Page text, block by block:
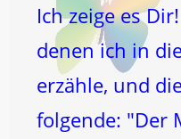
Ich zeige es
denen ich in
erzähle, und
folgende: "Der